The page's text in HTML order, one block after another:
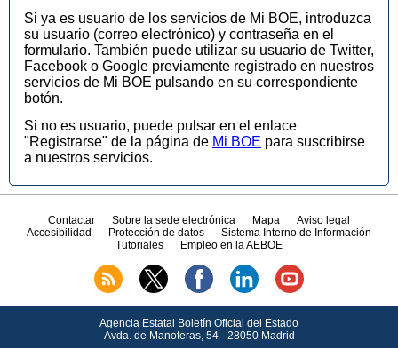
Si ya es usuario de los servicios de Mi BOE, introduzca
su usuario (correo electrónico) y contraseña en el
formulario. También puede utilizar su usuario de Twitter,
Facebook o Google previamente registrado en nuestros
servicios de Mi BOE pulsando en su correspondiente
botón.
Si no es usuario, puede pulsar en el enlace
"Registrarse" de la página de Mi BOE para suscribirse
a nuestros servicios.
Contactar Sobre la sede electrónica Mapa
Aviso legal
Accesibilidad
Protección de datos
Sistema Interno de Información
Tutoriales
Empleo en la AEBOE
Agencia Estatal Boletín Oficial del Estado
Avda. de Manoteras, 54 - 28050 Madrid